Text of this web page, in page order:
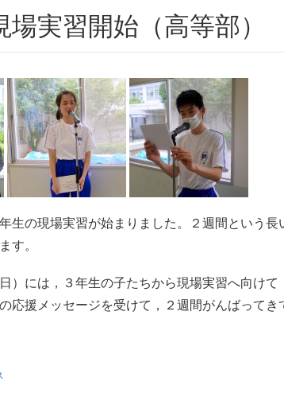
場実習開始（高等部）
生の現場実習が始まりました。２週間という
す。
）には，３年生の子たちから現場実習へ向けて
応援メッセージを受けて，２週間がんばってき